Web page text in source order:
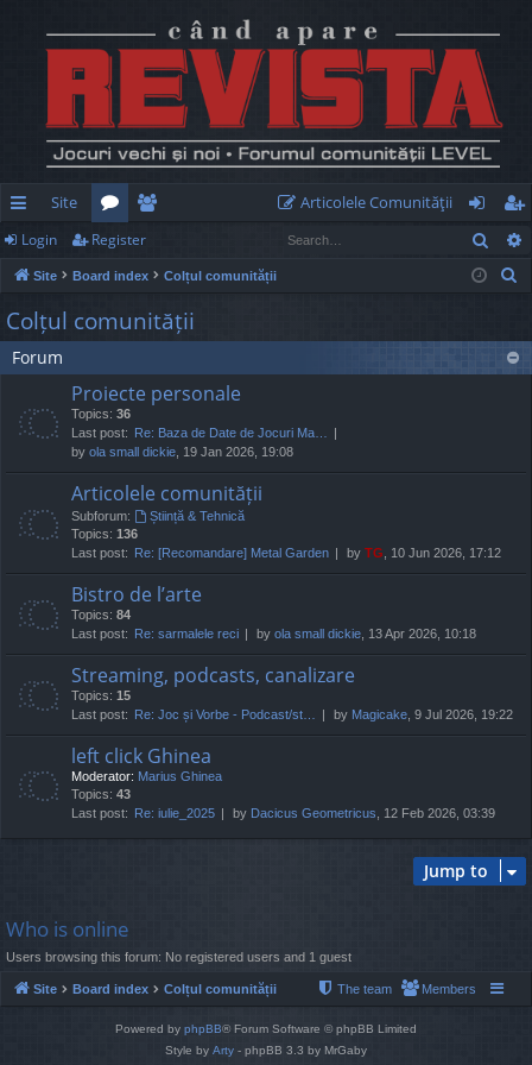
ui
ck
lin
ks
Site
or
u
m
e
m
be
Articolele Comunităţii
og
in
eg
ist
Login Register
Site Board index Colțul comunității
c
Colțul comunității
Forum
Proiecte personale
Topics: 36
Last post: Re: Baza de Date de Jocuri Ma…
by ola small dickie , 19 Jan 2026, 19:08
Articolele comunității
Subforum:
Știință & Tehnică
Topics: 136
Last post: Re: [Recomandare] Metal Garden by TG , 10 Jun 2026, 17:12
Bistro de l’arte
Topics: 84
Last post: Re: sarmalele reci by ola small dickie , 13 Apr 2026, 10:18
Streaming, podcasts, canalizare
Topics: 15
Last post: Re: Joc și Vorbe - Podcast/st… by Magicake , 9 Jul 2026, 19:22
left click Ghinea
Moderator: Marius Ghinea
Topics: 43
Last post: Re: iulie_2025 by Dacicus Geometricus , 12 Feb 2026, 03:39
Jump to
Who is online
Users browsing this forum: No registered users and 1 guest
Site Board index Colțul comunității Members
The team
Powered by phpBB® Forum Software © phpBB Limited
Style by Arty - phpBB 3.3 by MrGaby